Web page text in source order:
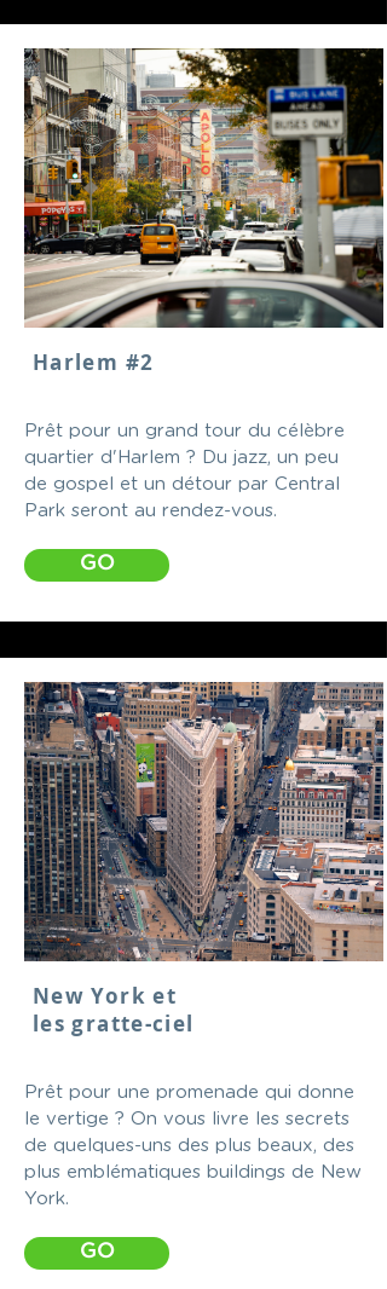
Harlem #2
Prêt pour un grand tour du célèbre
quartier d'Harlem ? Du jazz, un peu
de gospel et un détour par Central
Park seront au rendez-vous.
GO
New York et
les gratte-ciel
Prêt pour une promenade qui donne
le vertige ? On vous livre les secrets
de quelques-uns des plus beaux, des
plus emblématiques buildings de New
York.
GO